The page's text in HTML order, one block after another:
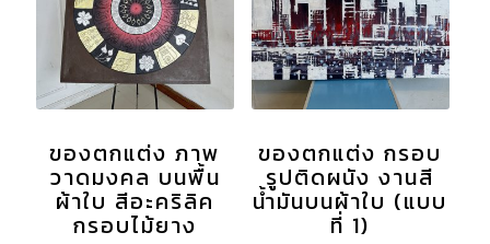
ของตกแต่ง ภาพ
วาดมงคล บนพื้น
ผ้าใบ สีอะคริลิค
กรอบไม้ยาง
ของตกแต่ง กรอบ
รูปติดผนัง งานสี
น้ำมันบนผ้าใบ (แบบ
ที่ 1)